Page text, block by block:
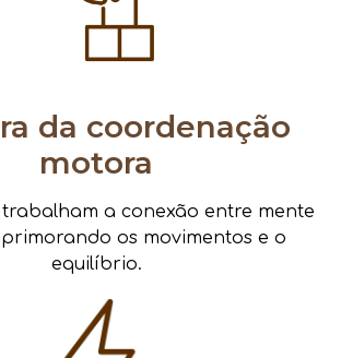
da coordenação
motora
trabalham a conexão entre mente
os movimentos e o
equilíbrio.